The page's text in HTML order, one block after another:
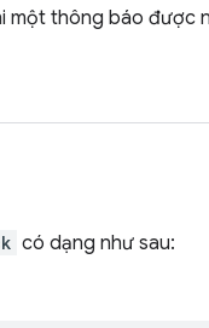
một thông báo được
có dạng như sau: